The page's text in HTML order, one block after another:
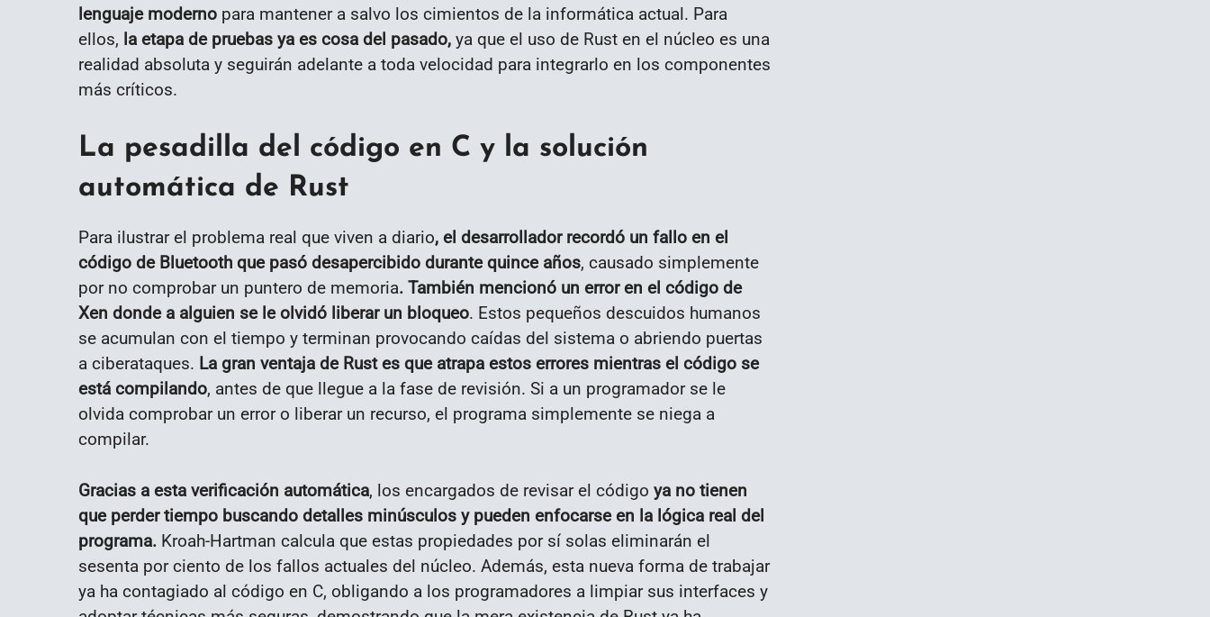
lenguaje moderno para mantener a salvo los cimientos de la informática actual. Para
ellos, la etapa de pruebas ya es cosa del pasado, ya que el uso de Rust en el núcleo es una
realidad absoluta y seguirán adelante a toda velocidad para integrarlo en los componentes
más críticos.
La pesadilla del código en C y la solución
automática de Rust
Para ilustrar el problema real que viven a diario, el desarrollador recordó un fallo en el
código de Bluetooth que pasó desapercibido durante quince años, causado simplemente
por no comprobar un puntero de memoria. También mencionó un error en el código de
Xen donde a alguien se le olvidó liberar un bloqueo. Estos pequeños descuidos humanos
se acumulan con el tiempo y terminan provocando caídas del sistema o abriendo puertas
a ciberataques. La gran ventaja de Rust es que atrapa estos errores mientras el código se
está compilando, antes de que llegue a la fase de revisión. Si a un programador se le
olvida comprobar un error o liberar un recurso, el programa simplemente se niega a
compilar.
Gracias a esta verificación automática, los encargados de revisar el código ya no tienen
que perder tiempo buscando detalles minúsculos y pueden enfocarse en la lógica real del
programa. Kroah-Hartman calcula que estas propiedades por sí solas eliminarán el
sesenta por ciento de los fallos actuales del núcleo. Además, esta nueva forma de trabajar
ya ha contagiado al código en C, obligando a los programadores a limpiar sus interfaces y